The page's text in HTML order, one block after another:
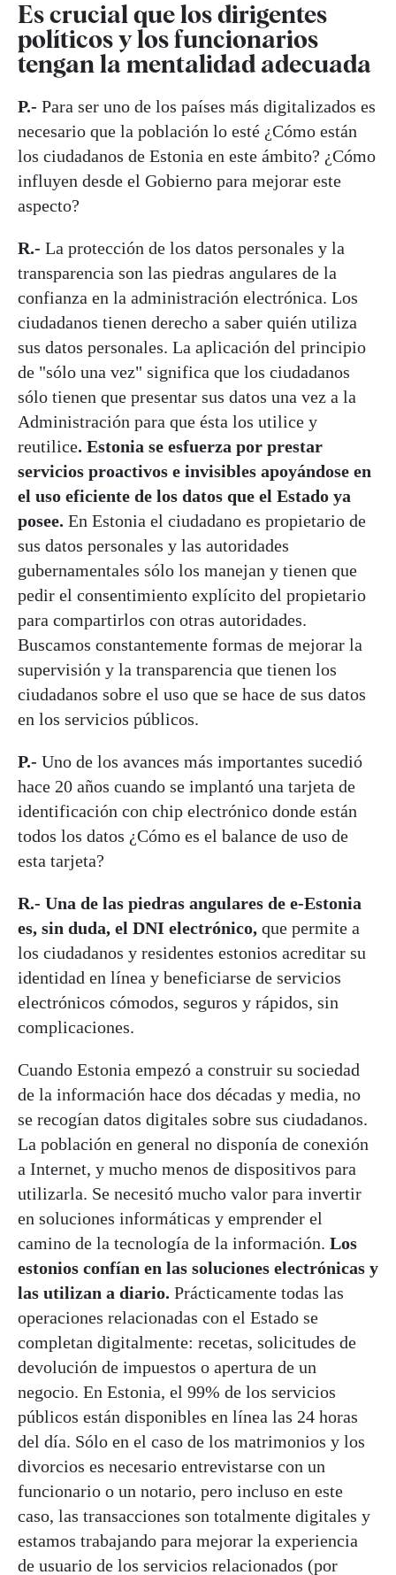
Es crucial que los dirigentes
políticos y los funcionarios
tengan la mentalidad adecuada
P.- Para ser uno de los países más digitalizados es
necesario que la población lo esté ¿Cómo están
los ciudadanos de Estonia en este ámbito? ¿Cómo
influyen desde el Gobierno para mejorar este
aspecto?
R.- La protección de los datos personales y la
transparencia son las piedras angulares de la
confianza en la administración electrónica. Los
ciudadanos tienen derecho a saber quién utiliza
sus datos personales. La aplicación del principio
de "sólo una vez" significa que los ciudadanos
sólo tienen que presentar sus datos una vez a la
Administración para que ésta los utilice y
reutilice. Estonia se esfuerza por prestar
servicios proactivos e invisibles apoyándose en
el uso eficiente de los datos que el Estado ya
posee. En Estonia el ciudadano es propietario de
sus datos personales y las autoridades
gubernamentales sólo los manejan y tienen que
pedir el consentimiento explícito del propietario
para compartirlos con otras autoridades.
Buscamos constantemente formas de mejorar la
supervisión y la transparencia que tienen los
ciudadanos sobre el uso que se hace de sus datos
en los servicios públicos.
P.- Uno de los avances más importantes sucedió
hace 20 años cuando se implantó una tarjeta de
identificación con chip electrónico donde están
todos los datos ¿Cómo es el balance de uso de
esta tarjeta?
R.- Una de las piedras angulares de e-Estonia
es, sin duda, el DNI electrónico, que permite a
los ciudadanos y residentes estonios acreditar su
identidad en línea y beneficiarse de servicios
electrónicos cómodos, seguros y rápidos, sin
complicaciones.
Cuando Estonia empezó a construir su sociedad
de la información hace dos décadas y media, no
se recogían datos digitales sobre sus ciudadanos.
La población en general no disponía de conexión
a Internet, y mucho menos de dispositivos para
utilizarla. Se necesitó mucho valor para invertir
en soluciones informáticas y emprender el
camino de la tecnología de la información. Los
estonios confían en las soluciones electrónicas y
las utilizan a diario. Prácticamente todas las
operaciones relacionadas con el Estado se
completan digitalmente: recetas, solicitudes de
devolución de impuestos o apertura de un
negocio. En Estonia, el 99% de los servicios
públicos están disponibles en línea las 24 horas
del día. Sólo en el caso de los matrimonios y los
divorcios es necesario entrevistarse con un
funcionario o un notario, pero incluso en este
caso, las transacciones son totalmente digitales y
estamos trabajando para mejorar la experiencia
de usuario de los servicios relacionados (por